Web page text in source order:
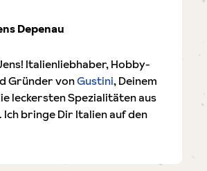
Depenau
Italienliebhaber, Hobby-
Gründer vonGustini, Deinem
leckersten Spezialitäten aus
Ich bringe Dir Italien auf den